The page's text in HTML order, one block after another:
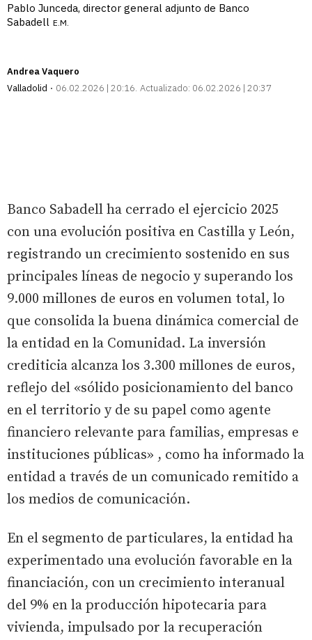
Pablo Junceda, director general adjunto de Banco
Sabadell E.M.
AndreaVaquero
Valladolid
06.02.2026 | 20:16 Actualizado: 06.02.2026 | 20:37
Banco Sabadell ha cerrado el ejercicio 2025
con una evolución positiva en Castilla y León,
registrando un crecimiento sostenido en sus
principales líneas de negocio y superando los
9.000 millones de euros en volumen total, lo
que consolida la buena dinámica comercial de
la entidad en la Comunidad. La inversión
crediticia alcanza los 3.300 millones de euros,
reflejo del «sólido posicionamiento del banco
en el territorio y de su papel como agente
financiero relevante para familias, empresas e
instituciones públicas» , como ha informado la
entidad a través de un comunicado remitido a
los medios de comunicación.
En el segmento de particulares, la entidad ha
experimentado una evolución favorable en la
financiación, con un crecimiento interanual
del 9% en la producción hipotecaria para
vivienda, impulsado por la recuperación